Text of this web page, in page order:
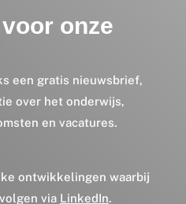
onze
een gratis nieuwsbrief,
over het onderwijs,
en vacatures.
ontwikkelingen waarbij
via LinkedIn.